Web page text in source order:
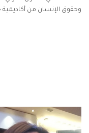
وحقوق الإنسان من أكاديمية